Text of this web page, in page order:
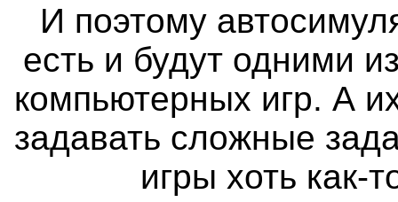
И поэтому
есть и будут одними
компьютерных игр. А
задавать сложные
игры хоть как-